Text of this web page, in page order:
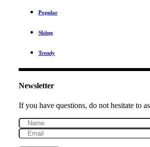
Popular
Skiing
Trendy
Newsletter
If you have questions, do not hesitate to